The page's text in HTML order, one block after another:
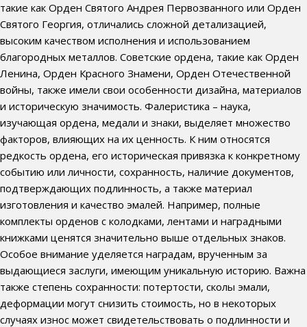
такие как Орден Святого Андрея Первозванного или Орден
Святого Георгия, отличались сложной детализацией,
высоким качеством исполнения и использованием
благородных металлов. Советские ордена, такие как Орден
Ленина, Орден Красного Знамени, Орден Отечественной
войны, также имели свои особенности дизайна, материалов
и историческую значимость. Фалеристика – наука,
изучающая ордена, медали и знаки, выделяет множество
факторов, влияющих на их ценность. К ним относятся
редкость ордена, его историческая привязка к конкретному
событию или личности, сохранность, наличие документов,
подтверждающих подлинность, а также материал
изготовления и качество эмалей. Например, полные
комплекты орденов с колодками, лентами и наградными
книжками ценятся значительно выше отдельных знаков.
Особое внимание уделяется наградам, врученным за
выдающиеся заслуги, имеющим уникальную историю. Важна
также степень сохранности: потертости, сколы эмали,
деформации могут снизить стоимость, но в некоторых
случаях износ может свидетельствовать о подлинности и